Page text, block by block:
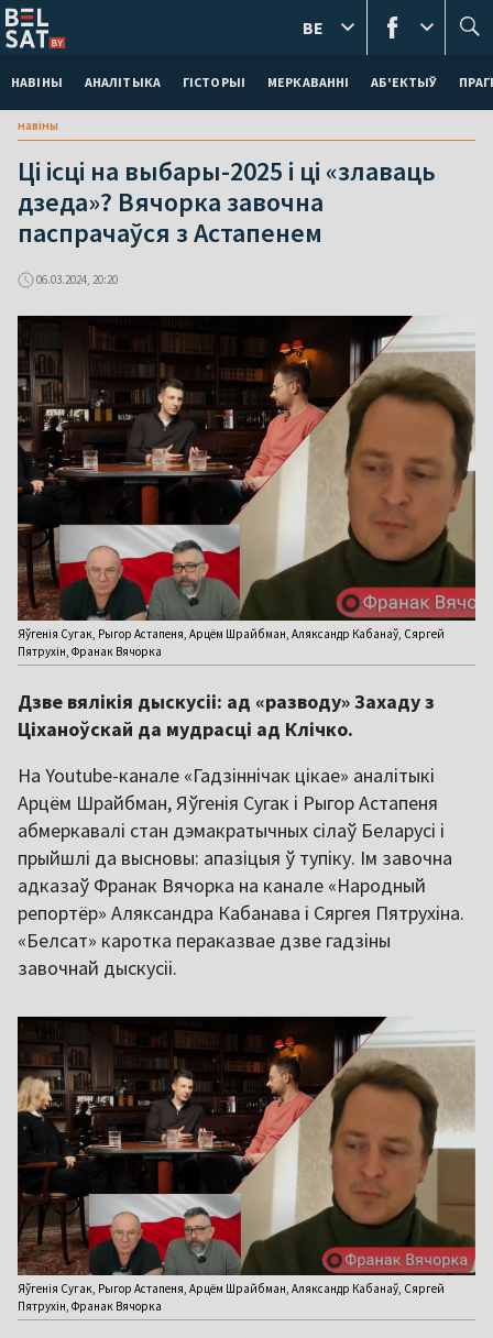
НАВІНЫ АНАЛІТЫКА ГІСТОРЫІ МЕРКАВАННI АБ'ЕКТЫЎ
BE
навіны
Ці ісці на выбары-2025 і ці «злаваць
дзеда»? Вячорка завочна
паспрачаўся з Астапенем
06.03.2024, 20:20
Яўгенія Сугак, Рыгор Астапеня, Арцём Шрайбман, Аляксандр Кабанаў, Сяргей
Пятрухін, Франак Вячорка
Дзве вялікія дыскусіі: ад «разводу» Захаду з
Ціханоўскай да мудрасці ад Клічко.
На Youtube-канале «Гадзіннічак цікае» аналітыкі
Арцём Шрайбман, Яўгенія Сугак і Рыгор Астапеня
абмеркавалі стан дэмакратычных сілаў Беларусі і
прыйшлі да высновы: апазіцыя ў тупіку. Ім завочна
адказаў Франак Вячорка на канале «Народный
репортёр» Аляксандра Кабанава і Сяргея Пятрухіна.
«Белсат» каротка пераказвае дзве гадзіны
завочнай дыскусіі.
Яўгенія Сугак, Рыгор Астапеня, Арцём Шрайбман, Аляксандр Кабанаў, Сяргей
Пятрухін, Франак Вячорка